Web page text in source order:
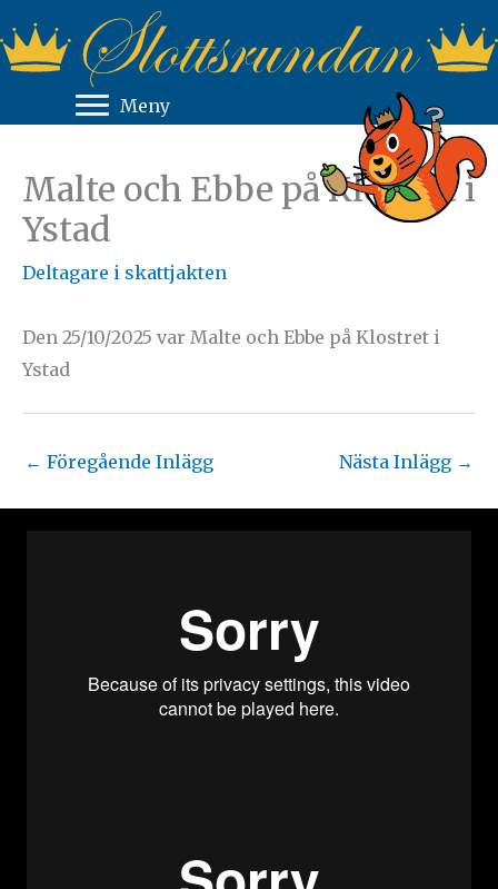
till
innehåll
Meny
Malte och Ebbe på Klostret i
Ystad
Deltagare i skattjakten
Den 25/10/2025 var Malte och Ebbe på Klostret i
Ystad
← Föregående Inlägg Nästa Inlägg →